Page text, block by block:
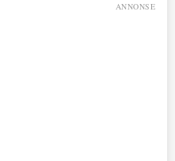
ANNONSE